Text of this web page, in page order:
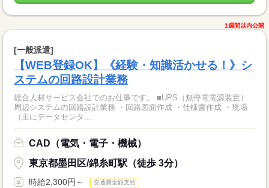
1週間以内公開
[一般派遣]
【WEB登録OK】《経験・知識活かせる！》シ
ステムの回路設計業務
総合人材サービス会社でのお仕事です。 ■UPS（無停電電源装置）
周辺システムの回路設計業務 ・回路図面作成 ・仕様書作成 ・現場
（主にデータセンタ...
CAD（電気・電子・機械）
東京都墨田区/錦糸町駅（徒歩 3分）
時給2,300円～ 交通費全額支給